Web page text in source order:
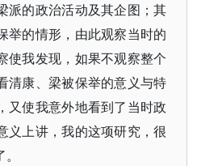
派的政治活动及其企图；其
举的情形，由此观察当时的
使我发现，如果不观察整个
清康、梁被保举的意义与特
又使我意外地看到了当时政
义上讲，我的这项研究，很